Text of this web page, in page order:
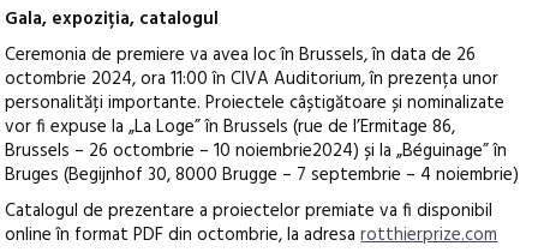
Gala, expoziția, catalogul
Ceremonia de premiere va avea loc în Brussels, în data de 26
octombrie 2024, ora 11:00 în CIVA Auditorium, în prezența unor
personalități importante. Proiectele câștigătoare și nominalizate
vor fi expuse la „La Loge” în Brussels (rue de l’Ermitage 86,
Brussels – 26 octombrie – 10 noiembrie2024) și la „Béguinage” în
Bruges (Begijnhof 30, 8000 Brugge – 7 septembrie – 4 noiembrie)
Catalogul de prezentare a proiectelor premiate va fi disponibil
online în format PDF din octombrie, la adresarotthierprize.com